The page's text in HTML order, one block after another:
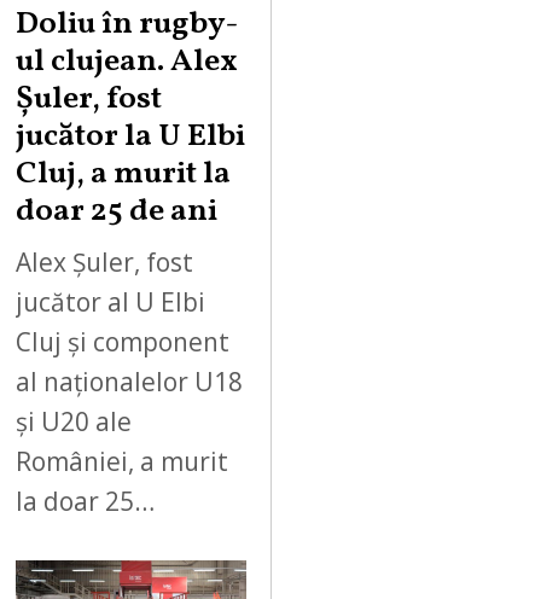
Doliu în rugby-
ul clujean. Alex
Șuler, fost
jucător la U Elbi
Cluj, a murit la
doar 25 de ani
Alex Șuler, fost
jucător al U Elbi
Cluj și component
al naționalelor U18
și U20 ale
României, a murit
la doar 25…